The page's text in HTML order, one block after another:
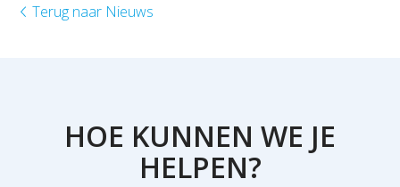
Terug naar Nieuws
HOE KUNNEN WE JE
HELPEN?